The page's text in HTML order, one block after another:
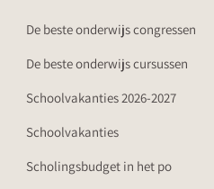
De beste onderwijs congressen
De beste onderwijs cursussen
Schoolvakanties 2026-2027
Schoolvakanties
Scholingsbudget in het po